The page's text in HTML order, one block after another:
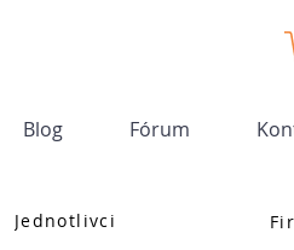
Blog Fórum
Jednotlivci